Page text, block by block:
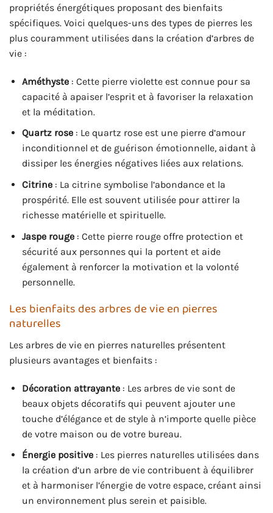
propriétés énergétiques proposant des bienfaits
spécifiques. Voici quelques-uns des types de pierres les
plus couramment utilisées dans la création d’arbres de
vie :
Améthyste: Cette pierre violette est connue pour sa
capacité à apaiser l’esprit et à favoriser la relaxation
et la méditation.
Quartz rose: Le quartz rose est une pierre d’amour
inconditionnel et de guérison émotionnelle, aidant à
dissiper les énergies négatives liées aux relations.
Citrine: La citrine symbolise l’abondance et la
prospérité. Elle est souvent utilisée pour attirer la
richesse matérielle et spirituelle.
Jaspe rouge: Cette pierre rouge offre protection et
sécurité aux personnes qui la portent et aide
également à renforcer la motivation et la volonté
personnelle.
Les bienfaits des arbres de vie en pierres
naturelles
Les arbres de vie en pierres naturelles présentent
plusieurs avantages et bienfaits :
Décoration attrayante: Les arbres de vie sont de
beaux objets décoratifs qui peuvent ajouter une
touche d’élégance et de style à n’importe quelle pièce
de votre maison ou de votre bureau.
Énergie positive: Les pierres naturelles utilisées dans
la création d’un arbre de vie contribuent à équilibrer
et à harmoniser l’énergie de votre espace, créant ainsi
un environnement plus serein et paisible.